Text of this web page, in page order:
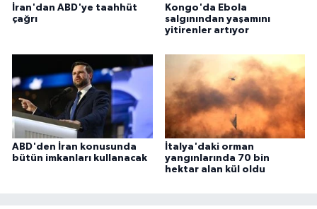
İran'dan ABD'ye taahhüt
çağrı
Kongo'da Ebola
salgınından yaşamını
yitirenler artıyor
ABD'den İran konusunda
bütün imkanları kullanacak
İtalya'daki orman
yangınlarında 70 bin
hektar alan kül oldu